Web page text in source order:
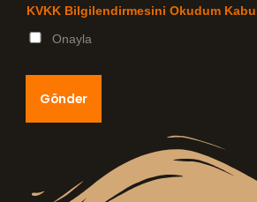
KVKK Bilgilendirmesini Okudum
Onayla
Gönder